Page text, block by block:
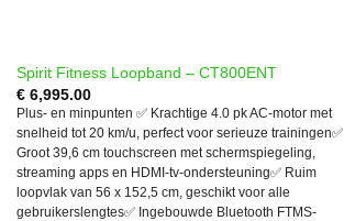
Spirit Fitness Loopband – CT800ENT
€6,995.00
Plus- en minpunten ✅ Krachtige 4.0 pk AC-motor met
snelheid tot 20 km/u, perfect voor serieuze trainingen✅
Groot 39,6 cm touchscreen met schermspiegeling,
streaming apps en HDMI-tv-ondersteuning✅ Ruim
loopvlak van 56 x 152,5 cm, geschikt voor alle
gebruikerslengtes✅ Ingebouwde Bluetooth FTMS-